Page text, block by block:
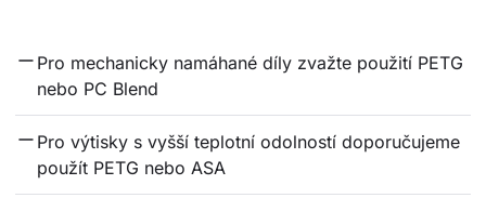
Pro mechanicky namáhané díly zvažte použití PETG
nebo PC Blend
Pro výtisky s vyšší teplotní odolností doporučujeme
použít PETG nebo ASA